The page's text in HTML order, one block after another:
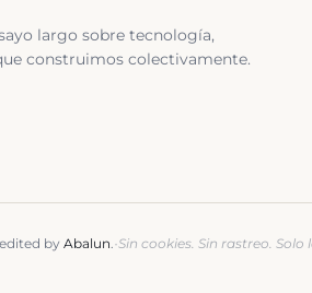
largo sobre tecnología,
construimos colectivamente.
by Abalun ·Sin cookies. Sin rastreo. Solo